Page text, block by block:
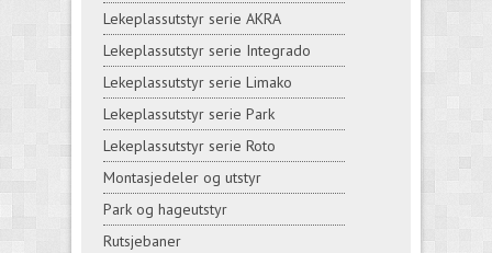
Lekeplassutstyr serie AKRA
Lekeplassutstyr serie Integrado
Lekeplassutstyr serie Limako
Lekeplassutstyr serie Park
Lekeplassutstyr serie Roto
Montasjedeler og utstyr
Park og hageutstyr
Rutsjebaner